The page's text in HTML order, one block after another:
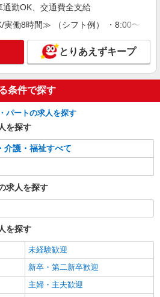
勤OK、交通費全支給
実働8時間≫ （シフト例） ・8:00〜
とりあえずキープ
条件で探す
パートの求人を探す
を探す
介護・福祉すべて
求人を探す
を探す
未経験歓迎
新卒・第二新卒歓迎
主婦・主夫歓迎